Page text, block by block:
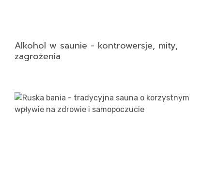
Alkohol w saunie - kontrowersje, mity,
zagrożenia